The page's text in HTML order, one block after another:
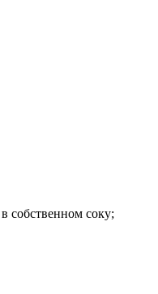
собственном соку;